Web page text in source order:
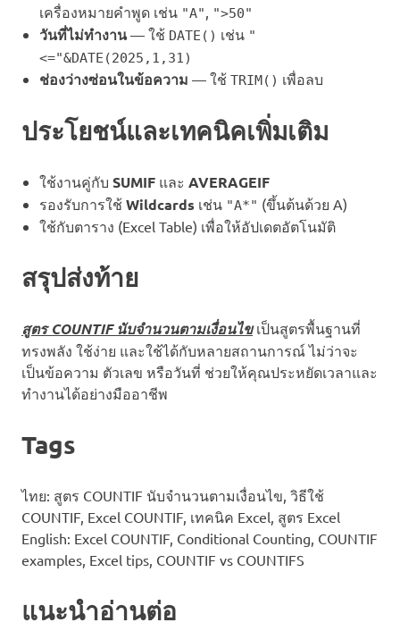
เครื่องหมายคำพูด เช่น "A" ">50"
วันที่ไม่ทำงาน— ใช้ DATE() เช่น "
<="&DATE(2025,1,31)
ช่องว่างซ่อนในข้อความ — ใช้ TRIM() เพื่อลบ
ประโยชน์และเทคนิคเพิ่มเติม
ใช้งานคู่กับ SUMIF และ AVERAGEIF
รองรับการใช้ Wildcards เช่น "A*" (ขึ้นต้นด้วย A)
ใช้กับตาราง (Excel Table) เพื่อให้อัปเดตอัตโนมัติ
สรุปส่งท้าย
สูตร COUNTIF นับจำนวนตามเงื่อนไขเป็นสูตรพื้นฐานที่
ทรงพลัง ใช้ง่าย และใช้ได้กับหลายสถานการณ์ ไม่ว่าจะ
เป็นข้อความ ตัวเลข หรือวันที่ ช่วยให้คุณประหยัดเวลาและ
ทำงานได้อย่างมืออาชีพ
Tags
ไทย: สูตร COUNTIF นับจำนวนตามเงื่อนไข, วิธีใช้
COUNTIF, Excel COUNTIF, เทคนิค Excel, สูตร Excel
English: Excel COUNTIF, Conditional Counting, COUNTIF
examples, Excel tips, COUNTIF vs COUNTIFS
แนะนำอ่านต่อ